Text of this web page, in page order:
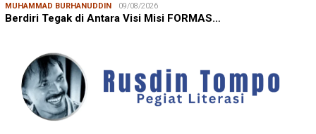
MUHAMMAD BURHANUDDIN 09/08/2026
Berdiri Tegak di Antara Visi Misi FORMAS…